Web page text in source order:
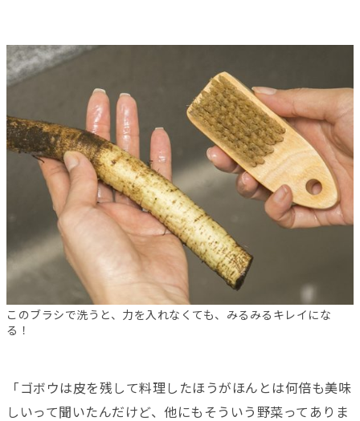
このブラシで洗うと、力を入れなくても、みるみるキレイにな
る！
「ゴボウは皮を残して料理したほうがほんとは何倍も美味
しいって聞いたんだけど、他にもそういう野菜ってありま